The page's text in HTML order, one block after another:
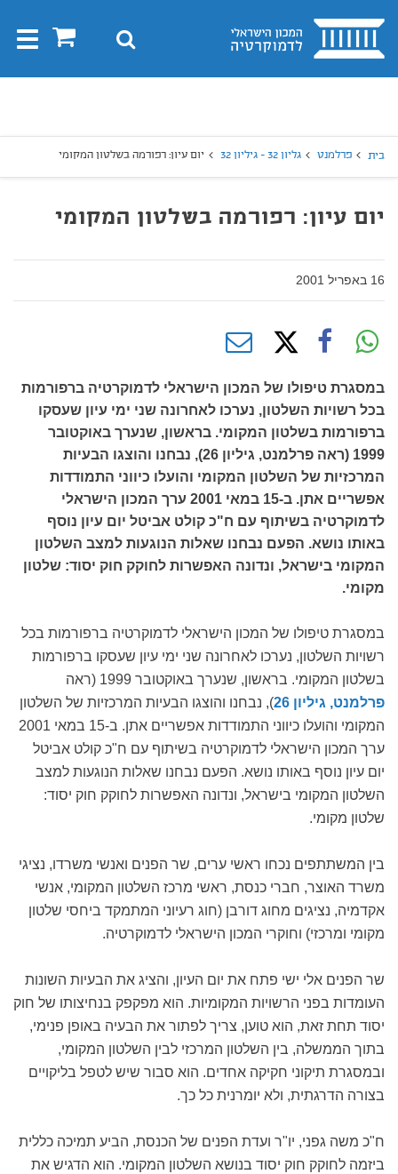
בית 0 חיפוש
בית פרלמנט גליון 32 - גיליון 32 יום עיון: רפורמה בשלטון המקומי
יום עיון: רפורמה בשלטון המקומי
16 באפריל 2001
במסגרת טיפולו של המכון הישראלי לדמוקרטיה ברפורמות
בכל רשויות השלטון, נערכו לאחרונה שני ימי עיון שעסקו
ברפורמות בשלטון המקומי. בראשון, שנערך באוקטובר
1999 (ראה פרלמנט, גיליון 26), נבחנו והוצגו הבעיות
המרכזיות של השלטון המקומי והועלו כיווני התמודדות
אפשריים אתן. ב-15 במאי 2001 ערך המכון הישראלי
לדמוקרטיה בשיתוף עם ח"כ קולט אביטל יום עיון נוסף
באותו נושא. הפעם נבחנו שאלות הנוגעות למצב השלטון
המקומי בישראל, ונדונה האפשרות לחוקק חוק יסוד: שלטון
מקומי.
במסגרת טיפולו של המכון הישראלי לדמוקרטיה ברפורמות בכל
רשויות השלטון, נערכו לאחרונה שני ימי עיון שעסקו ברפורמות
בשלטון המקומי. בראשון, שנערך באוקטובר 1999 (ראה
פרלמנט, גיליון 26
), נבחנו והוצגו הבעיות המרכזיות של השלטון
המקומי והועלו כיווני התמודדות אפשריים אתן. ב-15 במאי 2001
ערך המכון הישראלי לדמוקרטיה בשיתוף עם ח"כ קולט אביטל
יום עיון נוסף באותו נושא. הפעם נבחנו שאלות הנוגעות למצב
השלטון המקומי בישראל, ונדונה האפשרות לחוקק חוק יסוד:
שלטון מקומי.
בין המשתתפים נכחו ראשי ערים, שר הפנים ואנשי משרדו, נציגי
משרד האוצר, חברי כנסת, ראשי מרכז השלטון המקומי, אנשי
אקדמיה, נציגים מחוג דורבן (חוג רעיוני המתמקד ביחסי שלטון
מקומי ומרכזי) וחוקרי המכון הישראלי לדמוקרטיה.
שר הפנים אלי ישי פתח את יום העיון, והציג את הבעיות השונות
העומדות בפני הרשויות המקומיות. הוא מפקפק בנחיצותו של חוק
יסוד תחת זאת, הוא טוען, צריך לפתור את הבעיה באופן פנימי,
בתוך הממשלה, בין השלטון המרכזי לבין השלטון המקומי,
ובמסגרת תיקוני חקיקה אחדים. הוא סבור שיש לטפל בליקויים
בצורה הדרגתית, ולא יומרנית כל כך.
ח"כ משה גפני, יו"ר ועדת הפנים של הכנסת, הביע תמיכה כללית
ביזמה לחוקק חוק יסוד בנושא השלטון המקומי. הוא הדגיש את